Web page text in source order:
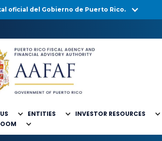
oficial del Gobierno de Puerto Rico.
ENTITIES INVESTOR RESOURCES